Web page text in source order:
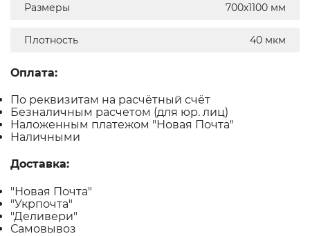
Размеры 700х1100 мм
Плотность 40 мкм
Оплата:
По реквизитам на расчётный счёт
Безналичным расчетом (для юр. лиц)
Наложенным платежом "Новая Почта"
Наличными
Доставка:
"Новая Почта"
"Укрпочта"
"Деливери"
Самовывоз